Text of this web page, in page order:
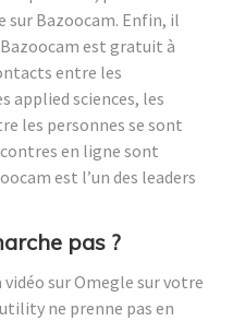
sur Bazoocam. Enfin, il
est gratuit à
entre les
applied sciences, les
les personnes se sont
en ligne sont
est l’un des leaders
pas ?
vidéo sur Omegle sur votre
ne prenne pas en